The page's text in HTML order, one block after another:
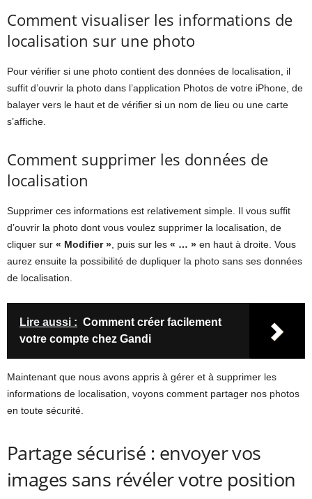
Comment visualiser les informations de
localisation sur une photo
Pour vérifier si une photo contient des données de localisation, il
suffit d’ouvrir la photo dans l’application Photos de votre iPhone, de
balayer vers le haut et de vérifier si un nom de lieu ou une carte
s’affiche.
Comment supprimer les données de
localisation
Supprimer ces informations est relativement simple. Il vous suffit
d’ouvrir la photo dont vous voulez supprimer la localisation, de
cliquer sur « Modifier » , puis sur les « … » en haut à droite. Vous
aurez ensuite la possibilité de dupliquer la photo sans ses données
de localisation.
Lire aussi : Comment créer facilement
votre compte chez Gandi
Maintenant que nous avons appris à gérer et à supprimer les
informations de localisation, voyons comment partager nos photos
en toute sécurité.
Partage sécurisé : envoyer vos
images sans révéler votre position